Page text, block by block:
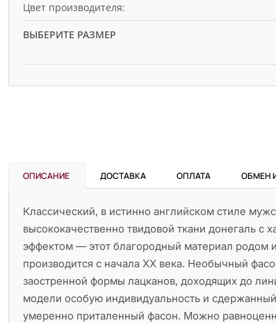
Цвет производителя:
ВЫБЕРИТЕ РАЗМЕР
ОПИСАНИЕ ДОСТАВКА ОПЛАТА ОБМЕН
Классический, в истинно английском стиле
высококачественно твидовой ткани донегаль
эффектом — этот благородный материал родом
производится с начала XX века. Необычный
заостренной формы лацканов, доходящих до
модели особую индивидуальность и
умеренно приталенный фасон. Можно